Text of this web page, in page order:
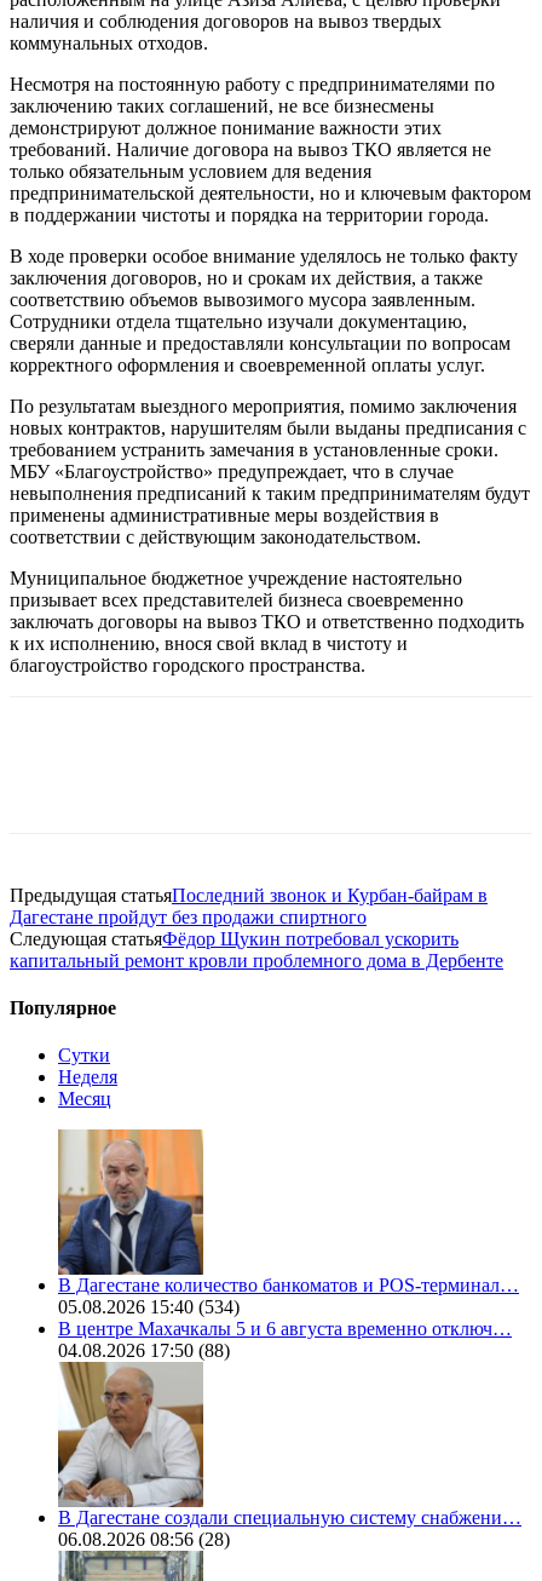
наличия и соблюдения договоров на вывоз твердых
коммунальных отходов.
Несмотря на постоянную работу с предпринимателями по
заключению таких соглашений, не все бизнесмены
демонстрируют должное понимание важности этих
требований. Наличие договора на вывоз ТКО является не
только обязательным условием для ведения
предпринимательской деятельности, но и ключевым фактором
в поддержании чистоты и порядка на территории города.
В ходе проверки особое внимание уделялось не только факту
заключения договоров, но и срокам их действия, а также
соответствию объемов вывозимого мусора заявленным.
Сотрудники отдела тщательно изучали документацию,
сверяли данные и предоставляли консультации по вопросам
корректного оформления и своевременной оплаты услуг.
По результатам выездного мероприятия, помимо заключения
новых контрактов, нарушителям были выданы предписания с
требованием устранить замечания в установленные сроки.
МБУ «Благоустройство» предупреждает, что в случае
невыполнения предписаний к таким предпринимателям будут
применены административные меры воздействия в
соответствии с действующим законодательством.
Муниципальное бюджетное учреждение настоятельно
призывает всех представителей бизнеса своевременно
заключать договоры на вывоз ТКО и ответственно подходить
к их исполнению, внося свой вклад в чистоту и
благоустройство городского пространства.
Предыдущая статьяПоследний звонок и Курбан-байрам в
Дагестане пройдут без продажи спиртного
Следующая статьяФёдор Щукин потребовал ускорить
капитальный ремонт кровли проблемного дома в Дербенте
Популярное
Сутки
Неделя
Месяц
В Дагестане количество банкоматов и POS-терминал…
05.08.2026 15:40 (534)
В центре Махачкалы 5 и 6 августа временно отключ…
04.08.2026 17:50 (88)
В Дагестане создали специальную систему снабжени…
06.08.2026 08:56 (28)